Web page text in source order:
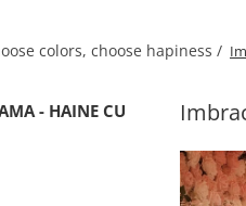
colors, choose hapiness /
- HAINE CU